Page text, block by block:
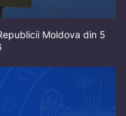
Moldova din 5